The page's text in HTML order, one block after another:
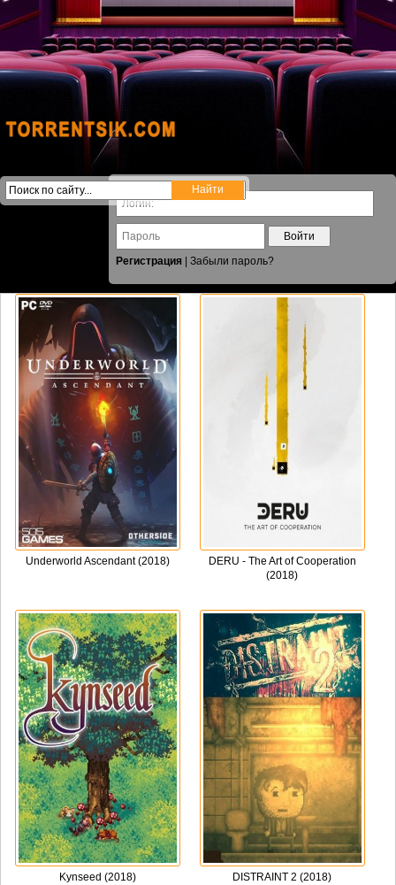
Войти
Регистрация
Забыли пароль?
Underworld Ascendant (2018)
DERU - The Art of Cooperation
(2018)
Kynseed (2018) DISTRAINT 2 (2018)